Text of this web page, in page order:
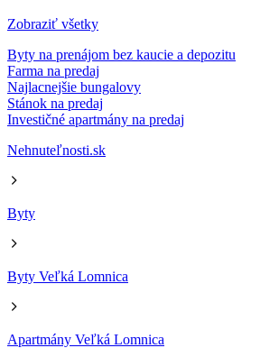
Zobraziť všetky
Byty na prenájom bez kaucie a depozitu
Farma na predaj
Najlacnejšie bungalovy
Stánok na predaj
Investičné apartmány na predaj
Nehnuteľnosti.sk
Byty
Byty Veľká Lomnica
Apartmány Veľká Lomnica